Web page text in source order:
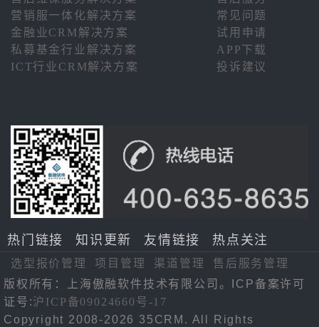
营销服一体化解决方案
常见问题
金融业CRM解决方案
试用申请
私募基金行业解决方案
APP下载
ICT行业CRM解决方案
投诉建议
热门链接 知识更新 友情链接 热点关注
选型报价管理 项目管理 渠道管理
售后服务管理
版权所有：上海傲融软件技术有限公司。ICP备案许可
证号:沪ICP备09024660号-17
Copyright 2008-2026 35CRM. All Rights